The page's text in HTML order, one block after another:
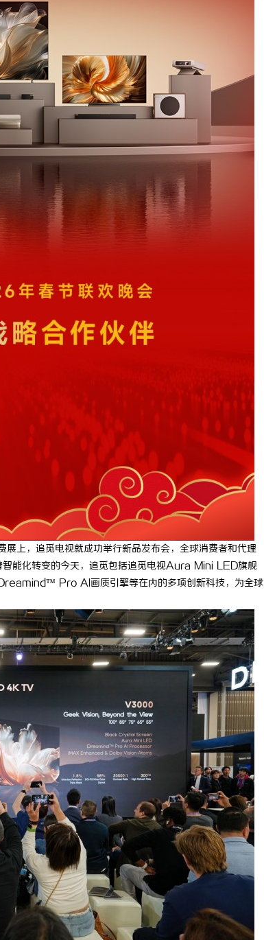
上，追觅电视就成功举行新品发布会，全球消费者和代理
智能化转变的今天，追觅包括追觅电视Aura Mini LED旗舰
Pro AI画质引擎等在内的多项创新科技，为全球